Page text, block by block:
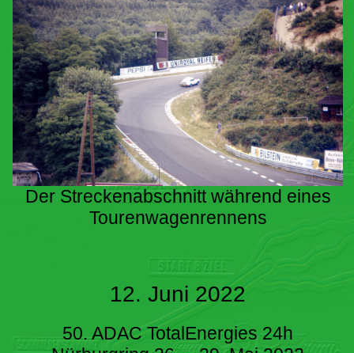
Der Streckenabschnitt während eines
Tourenwagenrennens
12. Juni 2022
50. ADAC TotalEnergies 24h